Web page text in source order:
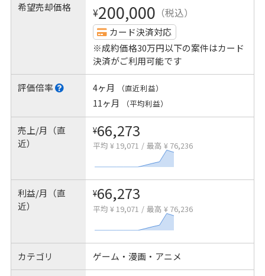
希望売却価格 ¥200,000 （税込）
カード決済対応
※成約価格30万円以下の案件はカード
決済がご利用可能です
評価倍率 4ヶ月 （直近利益）
11ヶ月 （平均利益）
売上/月（直
近）
¥66,273
平均 ¥ 19,071 / 最高 ¥ 76,236
利益/月（直
近）
¥66,273
平均 ¥ 19,071 / 最高 ¥ 76,236
カテゴリ ゲーム・漫画・アニメ